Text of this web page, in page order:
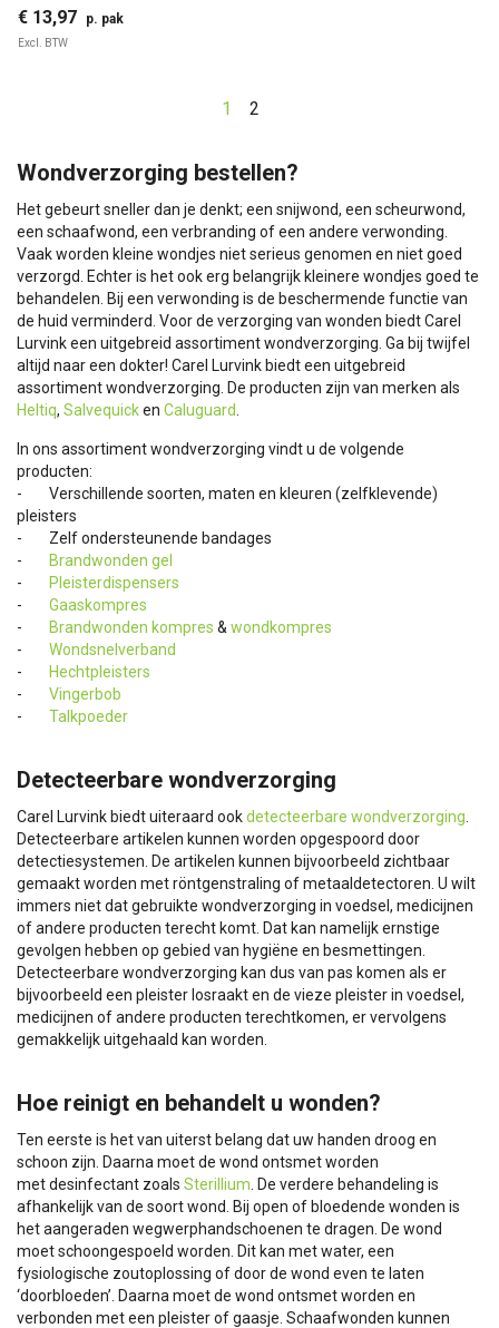
€ 13,97 p. pak
Excl. BTW
1 2
Wondverzorging bestellen?
Het gebeurt sneller dan je denkt; een snijwond, een scheurwond,
een schaafwond, een verbranding of een andere verwonding.
Vaak worden kleine wondjes niet serieus genomen en niet goed
verzorgd. Echter is het ook erg belangrijk kleinere wondjes goed te
behandelen. Bij een verwonding is de beschermende functie van
de huid verminderd. Voor de verzorging van wonden biedt Carel
Lurvink een uitgebreid assortiment wondverzorging. Ga bij twijfel
altijd naar een dokter! Carel Lurvink biedt een uitgebreid
assortiment wondverzorging. De producten zijn van merken als
Heltiq, Salvequicken Caluguard
In ons assortiment wondverzorging vindt u de volgende
producten:
- Verschillende soorten, maten en kleuren (zelfklevende)
pleisters
- Zelf ondersteunende bandages
- Brandwonden gel
- Pleisterdispensers
- Gaaskompres
- Brandwonden kompres & wondkompres
- Wondsnelverband
- Hechtpleisters
- Vingerbob
- Talkpoeder
Detecteerbare wondverzorging
Carel Lurvink biedt uiteraard ookdetecteerbare wondverzorging
Detecteerbare artikelen kunnen worden opgespoord door
detectiesystemen. De artikelen kunnen bijvoorbeeld zichtbaar
gemaakt worden met röntgenstraling of metaaldetectoren. U wilt
immers niet dat gebruikte wondverzorging in voedsel, medicijnen
of andere producten terecht komt. Dat kan namelijk ernstige
gevolgen hebben op gebied van hygiëne en besmettingen.
Detecteerbare wondverzorging kan dus van pas komen als er
bijvoorbeeld een pleister losraakt en de vieze pleister in voedsel,
medicijnen of andere producten terechtkomen, er vervolgens
gemakkelijk uitgehaald kan worden.
Hoe reinigt en behandelt u wonden?
Ten eerste is het van uiterst belang dat uw handen droog en
schoon zijn. Daarna moet de wond ontsmet worden
met desinfectant zoals Sterillium . De verdere behandeling is
afhankelijk van de soort wond. Bij open of bloedende wonden is
het aangeraden wegwerphandschoenen te dragen. De wond
moet schoongespoeld worden. Dit kan met water, een
fysiologische zoutoplossing of door de wond even te laten
‘doorbloeden’. Daarna moet de wond ontsmet worden en
verbonden met een pleister of gaasje. Schaafwonden kunnen